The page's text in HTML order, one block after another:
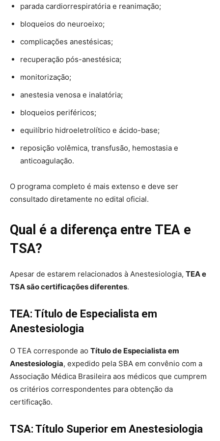
parada cardiorrespiratória e reanimação;
bloqueios do neuroeixo;
complicações anestésicas;
recuperação pós-anestésica;
monitorização;
anestesia venosa e inalatória;
bloqueios periféricos;
equilíbrio hidroeletrolítico e ácido-base;
reposição volêmica, transfusão, hemostasia e
anticoagulação.
O programa completo é mais extenso e deve ser
consultado diretamente no edital oficial.
Qual é a diferença entre TEA e
TSA?
Apesar de estarem relacionados à Anestesiologia, TEA e
TSA são certificações diferentes.
TEA: Título de Especialista em
Anestesiologia
O TEA corresponde ao Título de Especialista em
Anestesiologia, expedido pela SBA em convênio com a
Associação Médica Brasileira aos médicos que cumprem
os critérios correspondentes para obtenção da
certificação.
TSA: Título Superior em Anestesiologia